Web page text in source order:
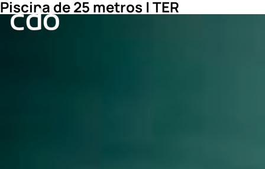
Piscina de 25 metros | TER